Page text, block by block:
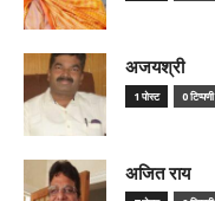
अजयश्री
1 पोस्ट 0 टिप्पणी
अजित राय